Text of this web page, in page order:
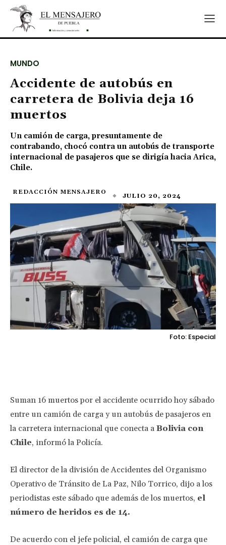
MUNDO
Accidente de autobús en
carretera de Bolivia deja 16
muertos
Un camión de carga, presuntamente de
contrabando, chocó contra un autobús de transporte
internacional de pasajeros que se dirigía hacia Arica,
Chile.
REDACCIÓN MENSAJERO JULIO 20, 2024
Foto: Especial
Suman 16 muertos por el accidente ocurrido hoy sábado
entre un camión de carga y un autobús de pasajeros en
la carretera internacional que conecta a Bolivia con
Chile, informó la Policía.
El director de la división de Accidentes del Organismo
Operativo de Tránsito de La Paz, Nilo Torrico, dijo a los
periodistas este sábado que además de los muertos, el
número de heridos es de 14.
De acuerdo con el jefe policial, el camión de carga que